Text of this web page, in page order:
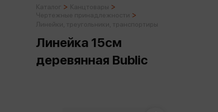
Линейка 15см
деревянная Bublic